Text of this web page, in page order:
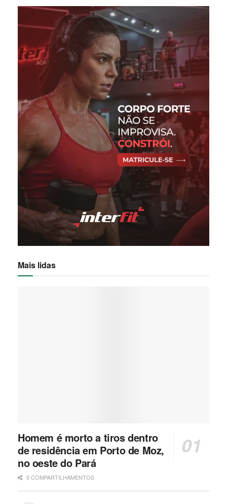
Mais lidas
Homem é morto a tiros dentro
de residência em Porto de Moz,
no oeste do Pará
0 COMPARTILHAMENTOS